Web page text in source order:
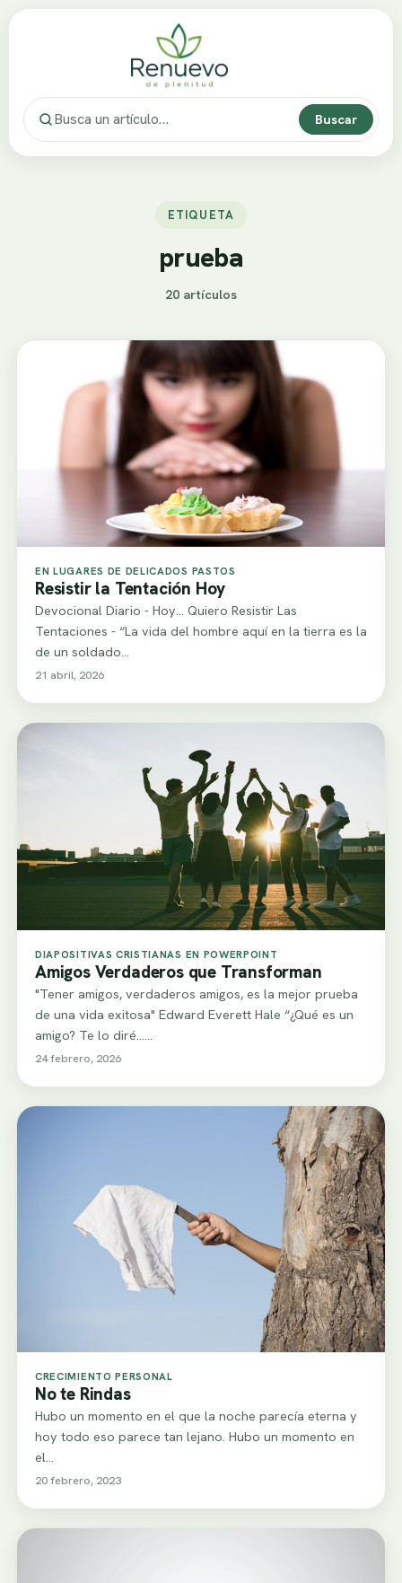
Buscar
ETIQUETA
prueba
20 artículos
EN LUGARES DE DELICADOS PASTOS
Resistir la Tentación Hoy
Devocional Diario - Hoy... Quiero Resistir Las
Tentaciones - “La vida del hombre aquí en la tierra es la
de un soldado…
21 abril, 2026
DIAPOSITIVAS CRISTIANAS EN POWERPOINT
Amigos Verdaderos que Transforman
"Tener amigos, verdaderos amigos, es la mejor prueba
de una vida exitosa" Edward Everett Hale “¿Qué es un
amigo? Te lo diré...…
24 febrero, 2026
CRECIMIENTO PERSONAL
No te Rindas
Hubo un momento en el que la noche parecía eterna y
hoy todo eso parece tan lejano. Hubo un momento en
el…
20 febrero, 2023